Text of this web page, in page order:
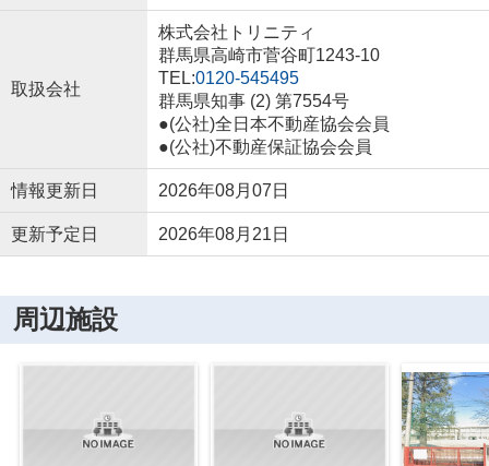
取扱会社
株式会社トリニティ
群馬県高崎市菅谷町1243-10
TEL:0120-545495
群馬県知事 (2) 第7554号
●(公社)全日本不動産協会会員
●(公社)不動産保証協会会員
情報更新日 2026年08月07日
更新予定日 2026年08月21日
周辺施設